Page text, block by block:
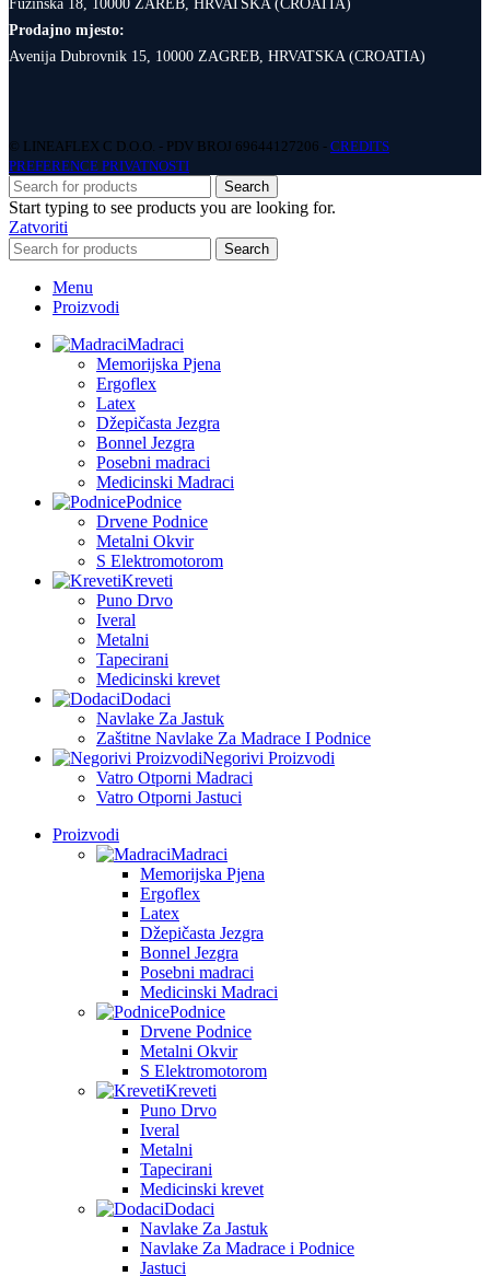
Fužinska 18, 10000 ZAREB, HRVATSKA (CROATIA)
Prodajno mjesto:
Avenija Dubrovnik 15, 10000 ZAGREB, HRVATSKA (CROATIA)
© LINEAFLEX C D.O.O. - PDV BROJ 69644127206 - CREDITS
PREFERENCE PRIVATNOSTI
Search
Start typing to see products you are looking for.
Zatvoriti
Search
Menu
Proizvodi
Madraci
Memorijska Pjena
Ergoflex
Latex
Džepičasta Jezgra
Bonnel Jezgra
Posebni madraci
Medicinski Madraci
Podnice
Drvene Podnice
Metalni Okvir
S Elektromotorom
Kreveti
Puno Drvo
Iveral
Metalni
Tapecirani
Medicinski krevet
Dodaci
Navlake Za Jastuk
Zaštitne Navlake Za Madrace I Podnice
Negorivi Proizvodi
Vatro Otporni Madraci
Vatro Otporni Jastuci
Proizvodi
Madraci
Memorijska Pjena
Ergoflex
Latex
Džepičasta Jezgra
Bonnel Jezgra
Posebni madraci
Medicinski Madraci
Podnice
Drvene Podnice
Metalni Okvir
S Elektromotorom
Kreveti
Puno Drvo
Iveral
Metalni
Tapecirani
Medicinski krevet
Dodaci
Navlake Za Jastuk
Navlake Za Madrace i Podnice
Jastuci